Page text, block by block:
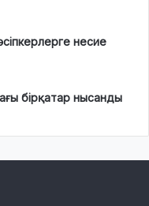
несие
бірқатар нысанды